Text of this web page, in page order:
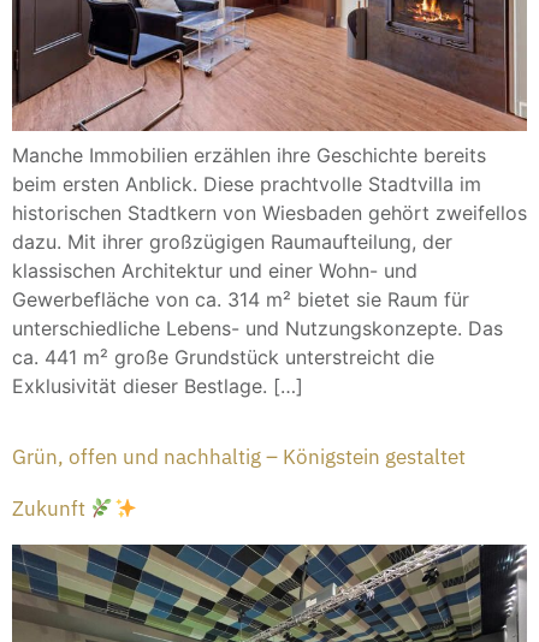
Manche Immobilien erzählen ihre Geschichte bereits
beim ersten Anblick. Diese prachtvolle Stadtvilla im
historischen Stadtkern von Wiesbaden gehört zweifellos
dazu. Mit ihrer großzügigen Raumaufteilung, der
klassischen Architektur und einer Wohn- und
Gewerbefläche von ca. 314 m² bietet sie Raum für
unterschiedliche Lebens- und Nutzungskonzepte. Das
ca. 441 m² große Grundstück unterstreicht die
Exklusivität dieser Bestlage. […]
Grün, offen und nachhaltig – Königstein gestaltet
Zukunft